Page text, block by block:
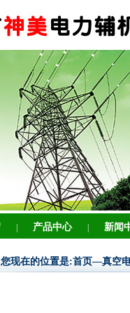
产品中心 新闻
您现在的位置是:首页—真空